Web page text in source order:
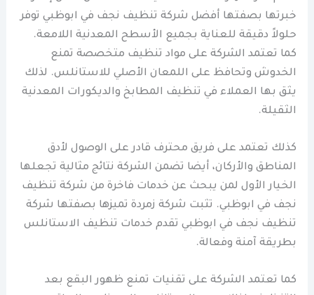
خبرتها بصفتها أفضل شركة تنظيف نجف في ابوظبي توفر
حلولاً دقيقة للعناية بجميع الأسطح المعدنية اللامعة.
كما تعتمد الشركة على مواد تنظيف متخصصة تمنع
الخدوش وتحافظ على اللمعان الأصلي للاستانلس. لذلك
يثق بها العملاء في تنظيف المطابخ والديكورات المعدنية
الثقيلة.
كذلك تعتمد على فريق محترف قادر على الوصول لأدق
المناطق والأركان، أيضا تضمن الشركة نتائج مثالية تجعلها
الخيار الأول لمن يبحث عن خدمات فاخرة من شركة تنظيف
نجف في ابوظبي. تثبت شركة زمردة تميزها بصفتها شركة
تنظيف نجف في ابوظبي تقدم خدمات تنظيف الاستانلس
بطريقة آمنة وفعالة.
كما تعتمد الشركة على تقنيات تمنع ظهور البقع بعد